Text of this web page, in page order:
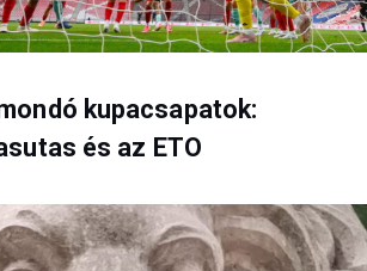
kupacsapatok:
és az ETO